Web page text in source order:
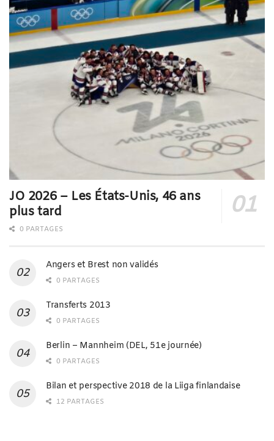
JO 2026 – Les États-Unis, 46 ans
plus tard
0 PARTAGES
Angers et Brest non validés
0 PARTAGES
Transferts 2013
0 PARTAGES
Berlin – Mannheim (DEL, 51e journée)
0 PARTAGES
Bilan et perspective 2018 de la Liiga finlandaise
12 PARTAGES